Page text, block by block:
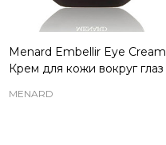
Menard Embellir Eye Cream
Крем для кожи вокруг глаз
MENARD